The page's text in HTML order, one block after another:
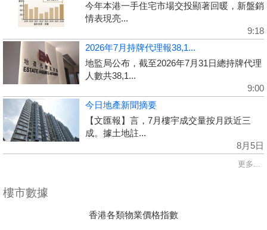
今年本港一手住宅市場交投顯著回暖，新盤銷
情表現亮...
9:18
2026年7月持牌代理報38,1...
地監局公布，截至2026年7月31日總持牌代理
人數共38,1...
9:00
今日地產新聞摘要
【文匯報】言，7月樓宇成交量按月跌近三
成。據土地註...
8月5日
更多...
樓市數據
香港各類物業價格指數